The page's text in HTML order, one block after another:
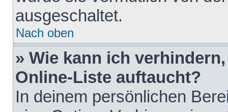
ausgeschaltet.
Nach oben
» Wie kann ich
Online-Liste auftaucht?
In deinem persönlichen